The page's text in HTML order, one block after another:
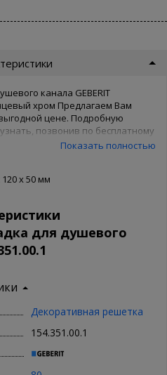
канала GEBERIT
хром Предлагаем Вам
цене. Подробную
позвонив по бесплатному
производителя известны во
о качестве товара и
Чтобы купить Geberit
Вам достаточно
Показать полностью
x 50 мм
для душевого
Декоративная решетка
154.351.00.1